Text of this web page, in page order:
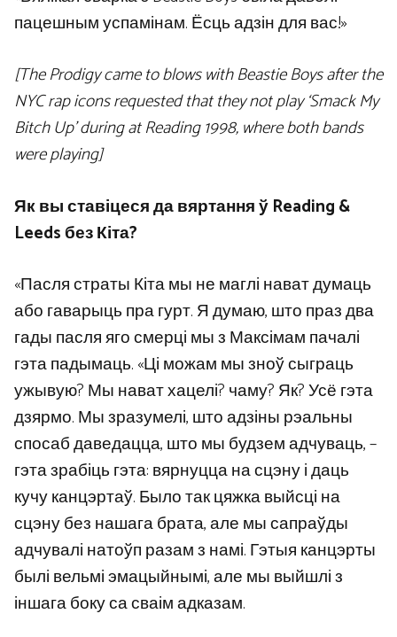
пацешным успамінам. Ёсць адзін для вас!»
[The Prodigy came to blows with Beastie Boys after the
NYC rap icons requested that they not play ‘Smack My
Bitch Up’ during at Reading 1998, where both bands
were playing]
Як вы ставіцеся да вяртання ў Reading &
Leeds без Кіта?
«Пасля страты Кіта мы не маглі нават думаць
або гаварыць пра гурт. Я думаю, што праз два
гады пасля яго смерці мы з Максімам пачалі
гэта падымаць. «Ці можам мы зноў сыграць
ужывую? Мы нават хацелі? чаму? Як? Усё гэта
дзярмо. Мы зразумелі, што адзіны рэальны
спосаб даведацца, што мы будзем адчуваць, –
гэта зрабіць гэта: вярнуцца на сцэну і даць
кучу канцэртаў. Было так цяжка выйсці на
сцэну без нашага брата, але мы сапраўды
адчувалі натоўп разам з намі. Гэтыя канцэрты
былі вельмі эмацыйнымі, але мы выйшлі з
іншага боку са сваім адказам.